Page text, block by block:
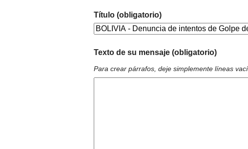
Título (obligatorio)
Texto de su mensaje (obligatorio)
Para crear párrafos, deje simplemente líneas